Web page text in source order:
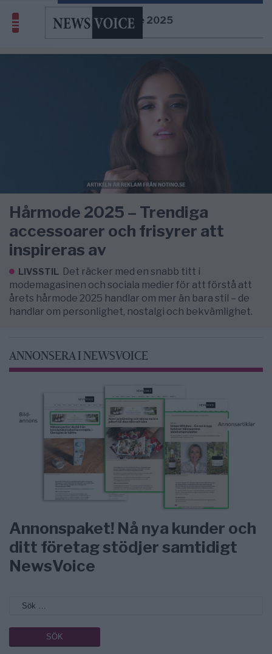
Hårmode 2025
Hårmode 2025 – Trendiga
accessoarer och frisyrer att
inspireras av
LIVSSTIL Det räcker med en snabb titt i
modemagasinen och sociala medier för att förstå att
årets hårmode 2025 handlar om mer än bara stil – de
handlar om personlighet, nostalgi och bekvämlighet.
ANNONSERA I NEWSVOICE
Annonspaket! Nå nya kunder och
ditt företag stödjer samtidigt
NewsVoice